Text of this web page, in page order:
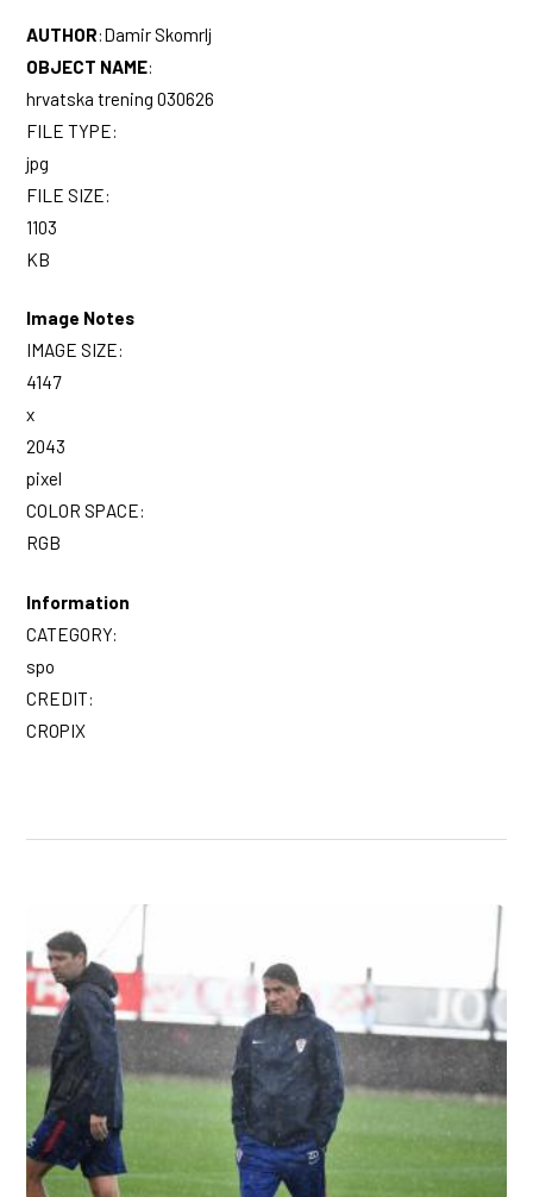
AUTHOR:Damir Skomrlj
OBJECT NAME:
hrvatska trening 030626
FILE TYPE:
jpg
FILE SIZE:
1103
KB
Image Notes
IMAGE SIZE:
4147
x
2043
pixel
COLOR SPACE:
RGB
Information
CATEGORY:
spo
CREDIT:
CROPIX